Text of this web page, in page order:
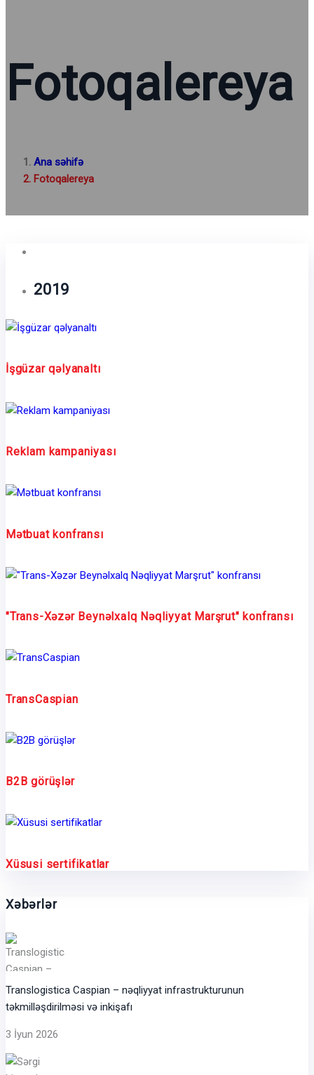
Fotoqalereya
Ana səhifə
Fotoqalereya
2019
İşgüzar qəlyanaltı
Reklam kampaniyası
Mətbuat konfransı
"Trans-Xəzər Beynəlxalq Nəqliyyat Marşrut" konfransı
TransCaspian
B2B görüşlər
Xüsusi sertifikatlar
Xəbərlər
Translogistica Caspian – nəqliyyat infrastrukturunun
təkmilləşdirilməsi və inkişafı
3 İyun 2026